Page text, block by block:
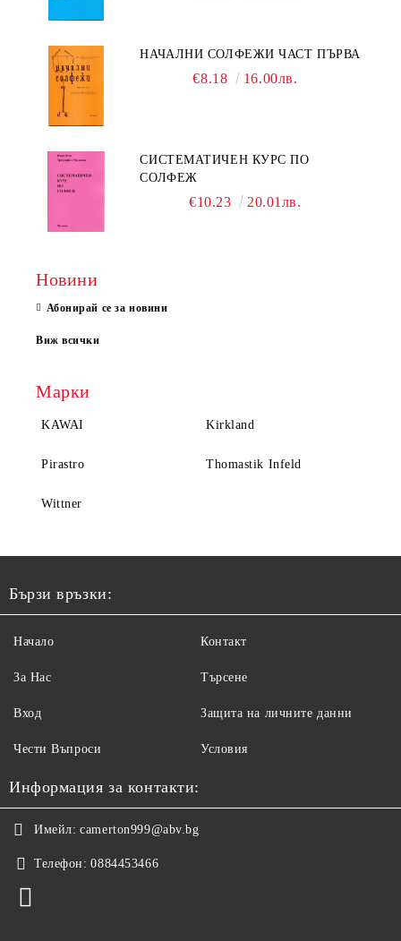
НАЧАЛНИ СОЛФЕЖИ ЧАСТ ПЪРВА
€8.18 16.00лв.
СИСТЕМАТИЧЕН КУРС ПО
СОЛФЕЖ
€10.23 20.01лв.
Новини
Абонирай се за новини
Виж всички
Марки
KAWAI Kirkland
Pirastro Thomastik Infeld
Wittner
Бързи връзки:
Начало
За Нас
Вход
Чести Въпроси
Контакт
Търсене
Защита на личните данни
Условия
Информация за контакти:
Имейл: camerton999@abv.bg
Телефон: 0884453466